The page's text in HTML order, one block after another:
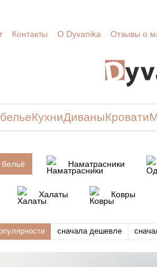
Контакты О Dyvanika Отзывы о
КухниДиваныКровати
Наматрасники
Халаты Ковры
сначала дешевле